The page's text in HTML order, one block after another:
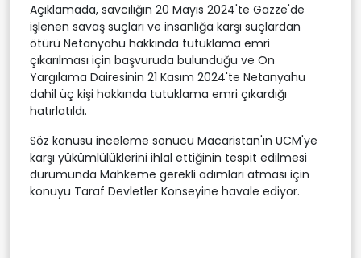
Açıklamada, savcılığın 20 Mayıs 2024'te Gazze'de
işlenen savaş suçları ve insanlığa karşı suçlardan
ötürü Netanyahu hakkında tutuklama emri
çıkarılması için başvuruda bulunduğu ve Ön
Yargılama Dairesinin 21 Kasım 2024'te Netanyahu
dahil üç kişi hakkında tutuklama emri çıkardığı
hatırlatıldı.
Söz konusu inceleme sonucu Macaristan'ın UCM'ye
karşı yükümlülüklerini ihlal ettiğinin tespit edilmesi
durumunda Mahkeme gerekli adımları atması için
konuyu Taraf Devletler Konseyine havale ediyor.